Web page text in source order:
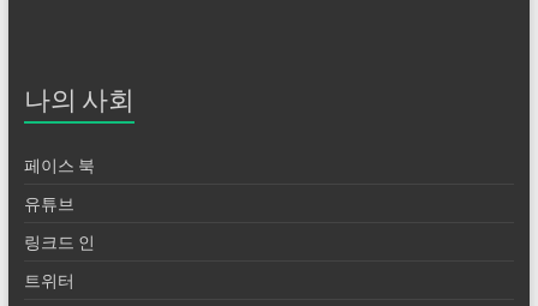
나의 사회
페이스 북
유튜브
링크드 인
트위터